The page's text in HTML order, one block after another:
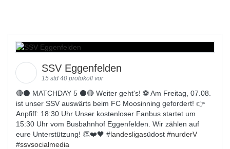
SSV Eggenfelden
15 std 40 protokoll vor
🔴⚫️ MATCHDAY 5 ⚫️🔴 Weiter geht's! ⚽ Am Freitag, 07.08.
ist unser SSV auswärts beim FC Moosinning gefordert! 👉
Anpfiff: 18:30 Uhr Unser kostenloser Fanbus startet um
15:30 Uhr vom Busbahnhof Eggenfelden. Wir zählen auf
eure Unterstützung! 👏❤️🖤 #landesligasüdost #nurderV
#ssvsocialmedia